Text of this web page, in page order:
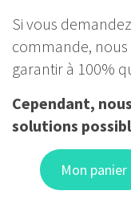
Si vous
commande,
garantir à 100%
Cependant,
solutions
Mon panier